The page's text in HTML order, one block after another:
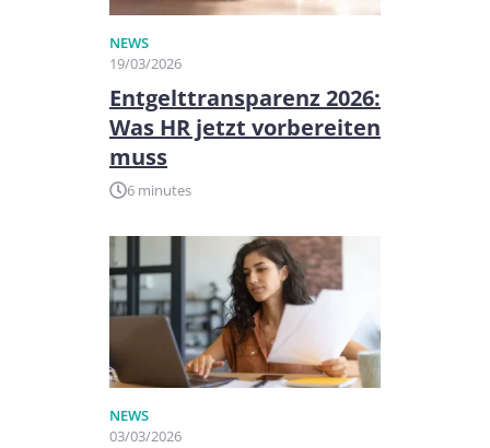
NEWS
19/03/2026
Entgelttransparenz 2026:
Was HR jetzt vorbereiten
muss
6 minutes
NEWS
03/03/2026